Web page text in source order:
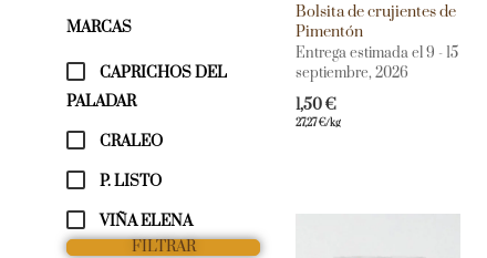
MARCAS
CAPRICHOS DEL
PALADAR
CRALEO
P. LISTO
VIÑA ELENA
FILTRAR
Bolsita de crujientes de
Pimentón
Entrega estimada el 9 - 15
septiembre, 2026
1,50€
27,27€/kg